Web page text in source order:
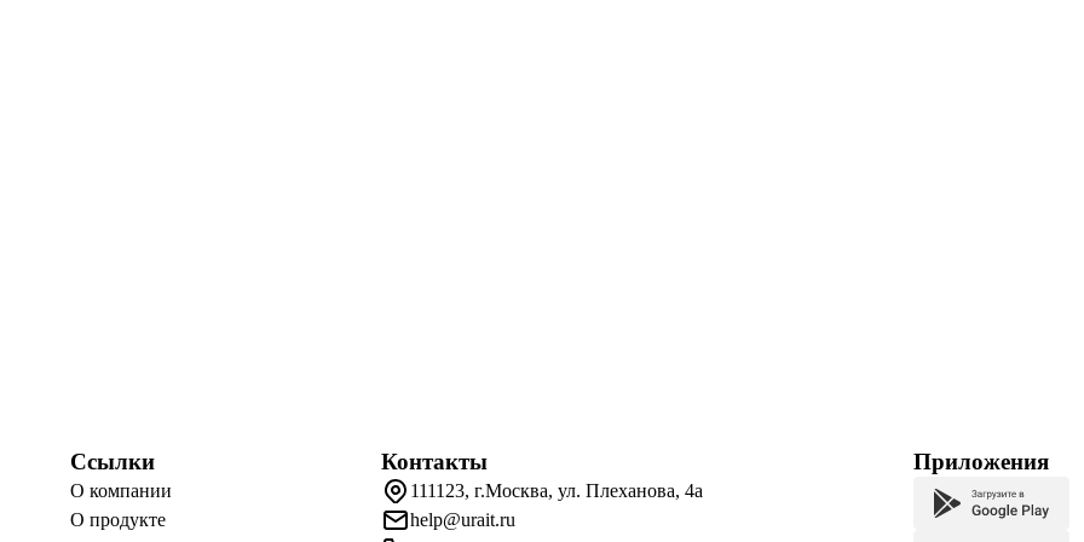
Ссылки
О компании
О продукте
Контакты
111123, г.Москва, ул. Плеханова, 4а
help@urait.ru
Приложения